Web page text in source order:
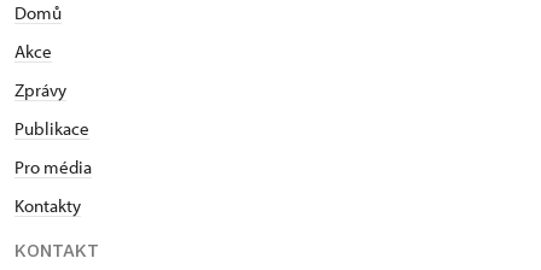
Domů
Akce
Zprávy
Publikace
Pro média
Kontakty
KONTAKT